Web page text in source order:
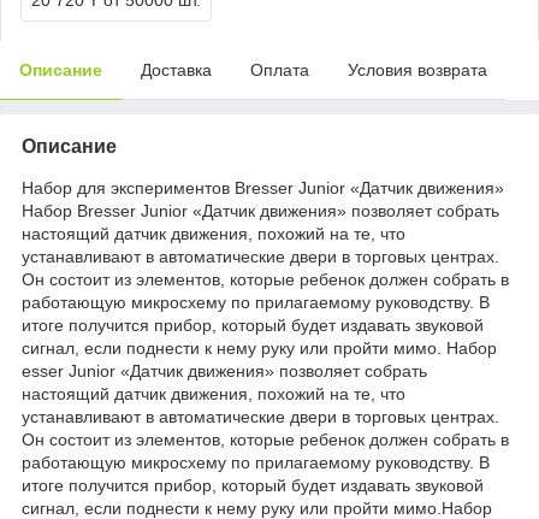
Описание Доставка Оплата Условия возврата
Описание
Набор для экспериментов Bresser Junior «Датчик движения»
Набор Bresser Junior «Датчик движения» позволяет собрать
настоящий датчик движения, похожий на те, что
устанавливают в автоматические двери в торговых центрах.
Он состоит из элементов, которые ребенок должен собрать в
работающую микросхему по прилагаемому руководству. В
итоге получится прибор, который будет издавать звуковой
сигнал, если поднести к нему руку или пройти мимо. Набор
esser Junior «Датчик движения» позволяет собрать
настоящий датчик движения, похожий на те, что
устанавливают в автоматические двери в торговых центрах.
Он состоит из элементов, которые ребенок должен собрать в
работающую микросхему по прилагаемому руководству. В
итоге получится прибор, который будет издавать звуковой
сигнал, если поднести к нему руку или пройти мимо.Набор